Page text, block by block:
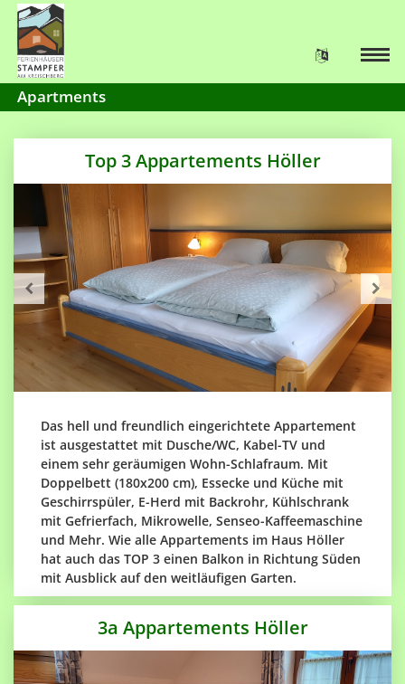
Apartments
Top 3 Appartements Höller
Das hell und freundlich eingerichtete Appartement
ist ausgestattet mit Dusche/WC, Kabel-TV und
einem sehr geräumigen Wohn-Schlafraum. Mit
Doppelbett (180x200 cm), Essecke und Küche mit
Geschirrspüler, E-Herd mit Backrohr, Kühlschrank
mit Gefrierfach, Mikrowelle, Senseo-Kaffeemaschine
und Mehr. Wie alle Appartements im Haus Höller
hat auch das TOP 3 einen Balkon in Richtung Süden
mit Ausblick auf den weitläufigen Garten.
3a Appartements Höller